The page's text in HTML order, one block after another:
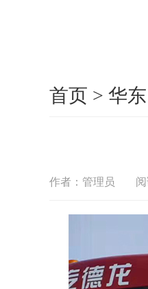
首页 > 华东
作者：管理员 阅